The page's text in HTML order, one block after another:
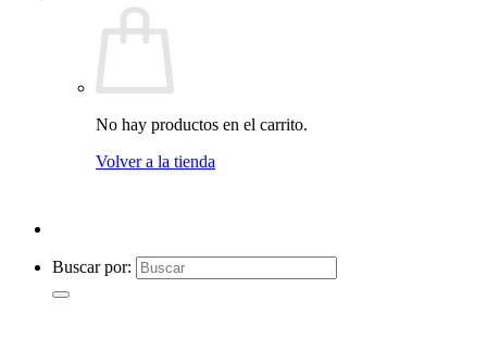
No hay productos en el carrito.
Volver a la tienda
Buscar por: